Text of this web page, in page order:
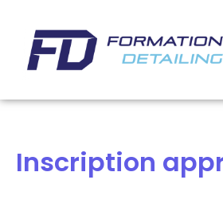
Inscription